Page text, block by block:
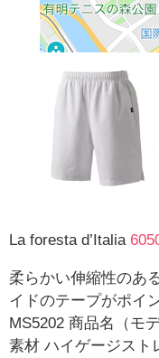
La foresta d’Italia
柔らかい伸縮性のあ
イドのテープがポイ
MS5202 商品名（モ
素材 ハイゲージスト